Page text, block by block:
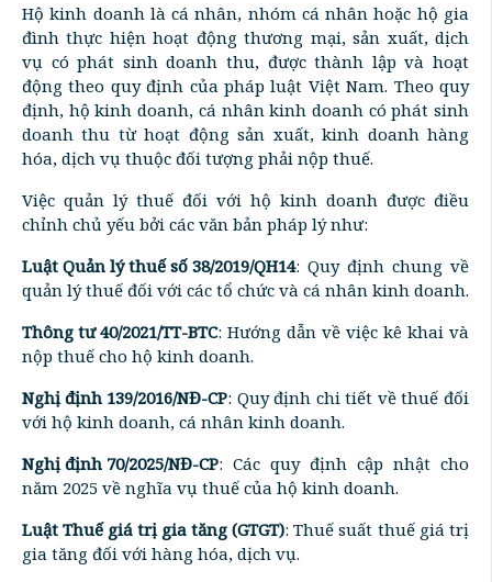
Hộ kinh doanh là cá nhân, nhóm cá nhân hoặc hộ gia
đình thực hiện hoạt động thương mại, sản xuất, dịch
vụ có phát sinh doanh thu, được thành lập và hoạt
động theo quy định của pháp luật Việt Nam. Theo quy
định, hộ kinh doanh, cá nhân kinh doanh có phát sinh
doanh thu từ hoạt động sản xuất, kinh doanh hàng
hóa, dịch vụ thuộc đối tượng phải nộp thuế.
Việc quản lý thuế đối với hộ kinh doanh được điều
chỉnh chủ yếu bởi các văn bản pháp lý như:
Luật Quản lý thuế số 38/2019/QH14: ​​Quy định chung về
quản lý thuế đối với các tổ chức và cá nhân kinh doanh.
Thông tư 40/2021/TT-BTC: Hướng dẫn về việc kê khai và
nộp thuế cho hộ kinh doanh.
Nghị định 139/2016/NĐ-CP: Quy định chi tiết về thuế đối
với hộ kinh doanh, cá nhân kinh doanh.
Nghị định 70/2025/NĐ-CP: Các quy định cập nhật cho
năm 2025 về nghĩa vụ thuế của hộ kinh doanh.
Luật Thuế giá trị gia tăng (GTGT): Thuế suất thuế giá trị
gia tăng đối với hàng hóa, dịch vụ.